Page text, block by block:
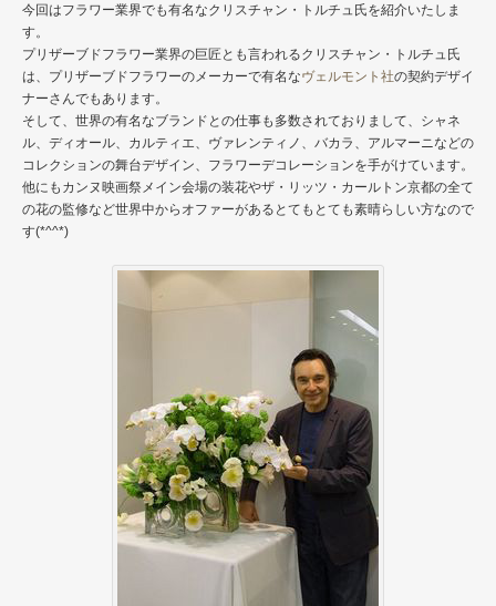
永咲花の魅力
オプション
よくある質問
お問い合わせ
今回はフラワー業界でも有名なクリスチャン・トルチュ氏を紹介いたしま
す。
プリザーブドフラワー業界の巨匠とも言われるクリスチャン・トルチュ氏
は、プリザーブドフラワーのメーカーで有名なヴェルモント社の契約デザイ
ナーさんでもあります。
そして、世界の有名なブランドとの仕事も多数されておりまして、シャネ
ル、ディオール、カルティエ、ヴァレンティノ、バカラ、アルマーニなどの
コレクションの舞台デザイン、フラワーデコレーションを手がけています。
他にもカンヌ映画祭メイン会場の装花やザ・リッツ・カールトン京都の全て
の花の監修など世界中からオファーがあるとてもとても素晴らしい方なので
す(*^^*)